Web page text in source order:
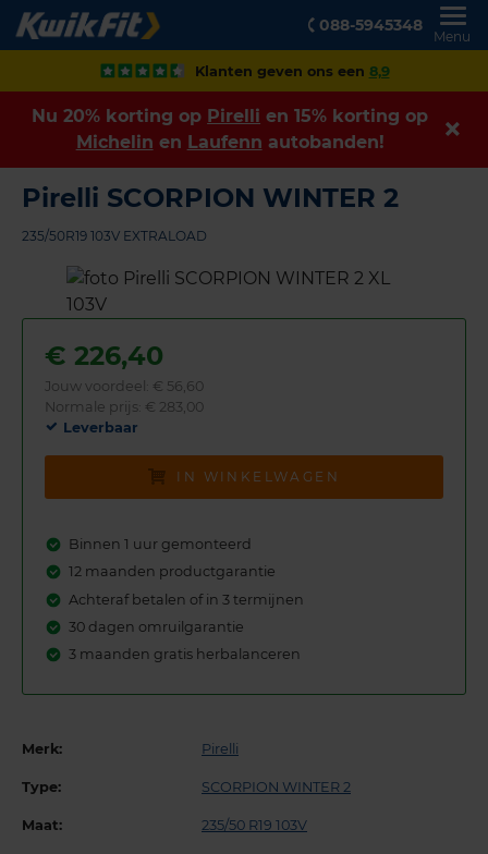
088-5945348
Menu
Klanten geven ons een 8,9
Nu 20% korting op Pirelli en 15% korting op
Michelin en Laufenn autobanden!
Pirelli SCORPION WINTER 2
235/50R19 103V EXTRALOAD
€ 226,40
Jouw voordeel: € 56,60
Normale prijs: € 283,00
Leverbaar
IN WINKELWAGEN
Binnen 1 uur gemonteerd
12 maanden productgarantie
Achteraf betalen of in 3 termijnen
30 dagen omruilgarantie
3 maanden gratis herbalanceren
Merk: Pirelli
Type: SCORPION WINTER 2
Maat: 235/50 R19 103V